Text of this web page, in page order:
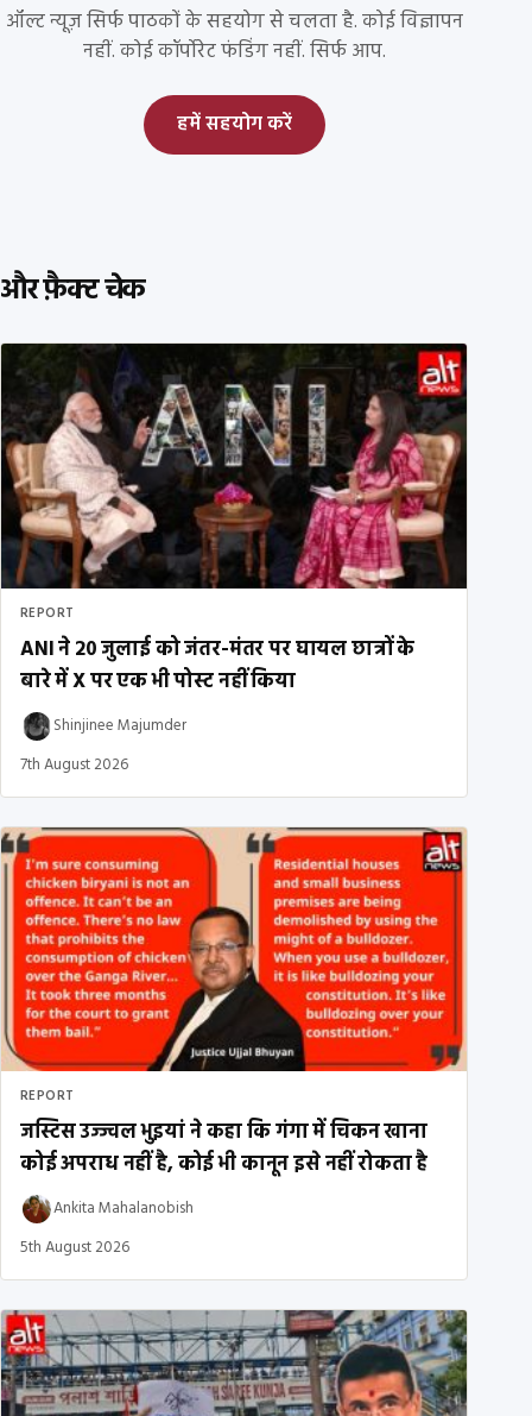
ऑल्ट न्यूज़ सिर्फ पाठकों के सहयोग से चलता है. कोई विज्ञापन
नहीं. कोई कॉर्पोरेट फंडिंग नहीं. सिर्फ आप.
हमें सहयोग करें
और फ़ैक्ट चेक
REPORT
ANI ने 20 जुलाई को जंतर-मंतर पर घायल छात्रों के
बारे में X पर एक भी पोस्ट नहीं किया
Shinjinee Majumder
7th August 2026
REPORT
जस्टिस उज्ज्वल भुइयां ने कहा कि गंगा में चिकन खाना
कोई अपराध नहीं है, कोई भी कानून इसे नहीं रोकता है
Ankita Mahalanobish
5th August 2026